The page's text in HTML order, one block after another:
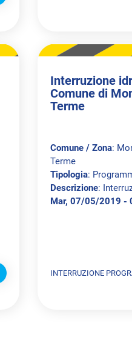
Interruzione
Comune di
Terme
Comune / Zona:
Terme
Tipologia:
Descrizione:
Mar, 07/05/2019 -
INTERRUZIONE